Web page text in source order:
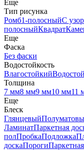
Еще
Тип рисунка
Ромб1-полосныйС
полосныйКвадрат
Еще
Фаска
Без фаски
Водостойкость
Влагостойкий
Толщина
7 мм8 мм9 мм10 мм11
Еще
Блеск
Глянцевый
ЛаминатПаркетная
полПробкаПодложка
доскаПороги